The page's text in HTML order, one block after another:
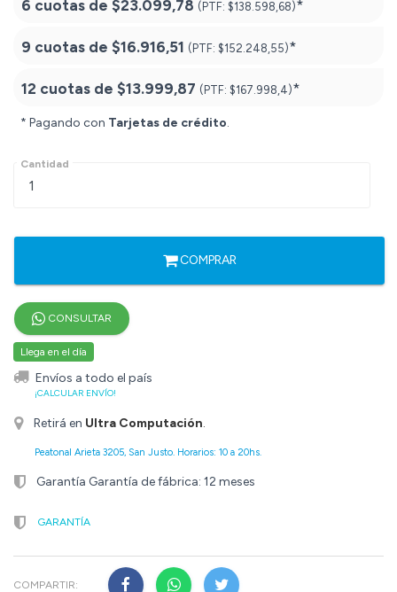
6 cuotas de $23.099,78 (PTF: $138.598,68)*
9 cuotas de $16.916,51 (PTF: $152.248,55)*
12 cuotas de $13.999,87 (PTF: $167.998,4)*
* Pagando con Tarjetas de crédito.
Cantidad
COMPRAR
CONSULTAR
Llega en el día
Envíos a todo el país
¡CALCULAR ENVÍO!
Retirá en Ultra Computación.
Peatonal Arieta 3205, San Justo. Horarios: 10 a 20hs.
Garantía Garantía de fábrica: 12 meses
GARANTÍA
COMPARTIR: